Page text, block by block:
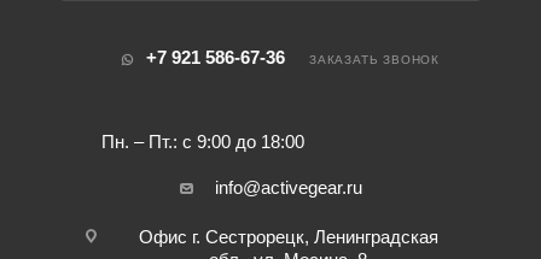
+7 921 586-67-36
Пн. – Пт.: с 9:00 до 18:00
ЗАКАЗАТЬ ЗВОНОК
info@activegear.ru
Офис г. Сестрорецк, Ленинградская